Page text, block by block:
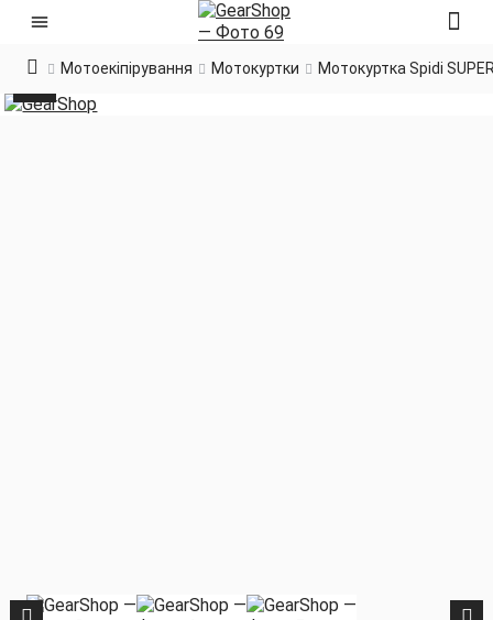
Мотоекіпірування Мотокуртки Мотокуртка Spidi